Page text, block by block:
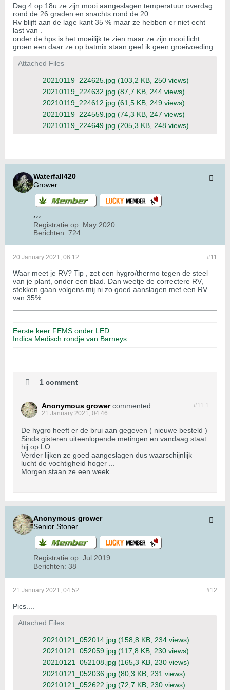
Dag 4 op 18u ze zijn mooi aangeslagen temperatuur overdag
rond de 26 graden en snachts rond de 20
Rv blijft aan de lage kant 35 % maar ze hebben er niet echt
last van .
onder de hps is het moeilijk te zien maar ze zijn mooi licht
groen een daar ze op batmix staan geef ik geen groeivoeding.
Attached Files
20210119_224625.jpg (103,2 KB, 250 views)
20210119_224632.jpg (87,7 KB, 244 views)
20210119_224612.jpg (61,5 KB, 249 views)
20210119_224559.jpg (74,3 KB, 247 views)
20210119_224649.jpg (205,3 KB, 248 views)
Waterfall420
Grower
Registratie op: May 2020
Berichten: 724
#11
20 January 2021, 06:12
Waar meet je RV? Tip , zet een hygro/thermo tegen de steel
van je plant, onder een blad. Dan weetje de correctere RV,
stekken gaan volgens mij ni zo goed aanslagen met een RV
van 35%
Eerste keer FEMS onder LED
Indica Medisch rondje van Barneys
1 comment
#11.1
Anonymous grower commented
21 January 2021, 04:46
De hygro heeft er de brui aan gegeven ( nieuwe besteld )
Sinds gisteren uiteenlopende metingen en vandaag staat
hij op LO
Verder lijken ze goed aangeslagen dus waarschijnlijk
lucht de vochtigheid hoger ...
Morgen staan ze een week .
Anonymous grower
Senior Stoner
Registratie op: Jul 2019
Berichten: 38
#12
21 January 2021, 04:52
Pics....
Attached Files
20210121_052014.jpg (158,8 KB, 234 views)
20210121_052059.jpg (117,8 KB, 230 views)
20210121_052108.jpg (165,3 KB, 230 views)
20210121_052036.jpg (80,3 KB, 231 views)
20210121_052622.jpg (72,7 KB, 230 views)